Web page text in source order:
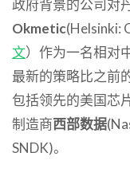
政府背景的公司对
Okmetic(Helsinki:
文）作为一名相对
最新的策略比之前
包括领先的美国芯
制造商西部数据
SNDK)。